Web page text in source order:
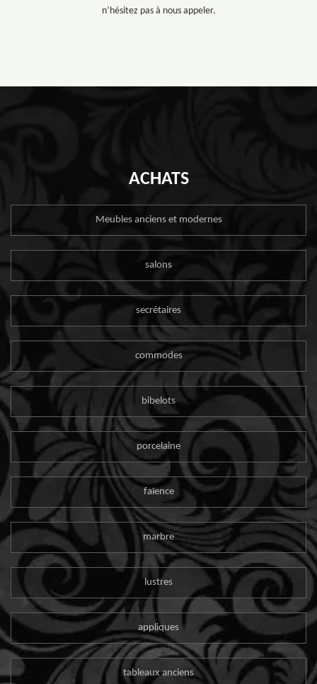
n’hésitez pas à nous appeler.
ACHATS
Meubles anciens et modernes
salons
secrétaires
commodes
bibelots
porcelaine
faïence
marbre
lustres
appliques
tableaux anciens